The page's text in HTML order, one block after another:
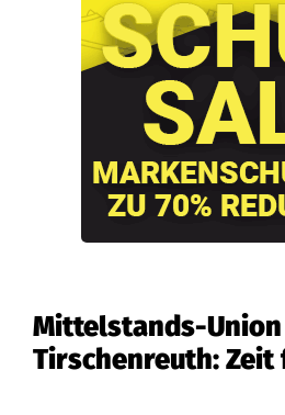
Mittelstands-Union
Tirschenreuth: Zeit